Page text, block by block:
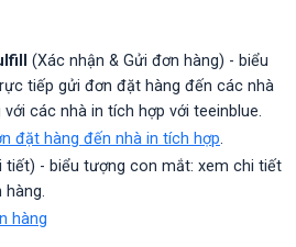
(Xác nhận & Gửi đơn hàng) - biểu
tiếp gửi đơn đặt hàng đến các nhà
các nhà in tích hợp với teeinblue.
đặt hàng đến nhà in tích hợp.
tiết) - biểu tượng con mắt: xem chi tiết
hàng